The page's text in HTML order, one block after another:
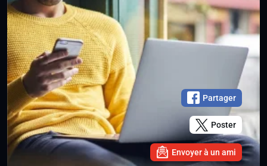
Partager
Poster
Envoyer à un ami